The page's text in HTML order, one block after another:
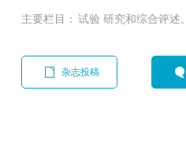
主要栏目： 试验 研究和综合评述。
杂志投稿